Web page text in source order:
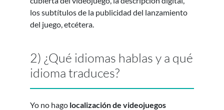
los subtítulos de la publicidad del lanzamiento
del juego, etcétera.
2) ¿Qué idiomas hablas y a qué
idioma traduces?
Yo no hago localización de videojuegos